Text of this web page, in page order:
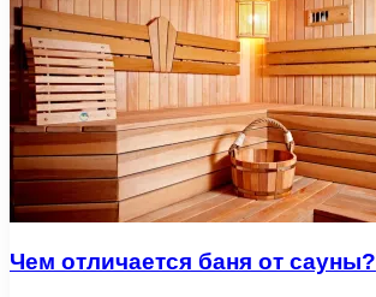
Чем отличается баня от сауны?